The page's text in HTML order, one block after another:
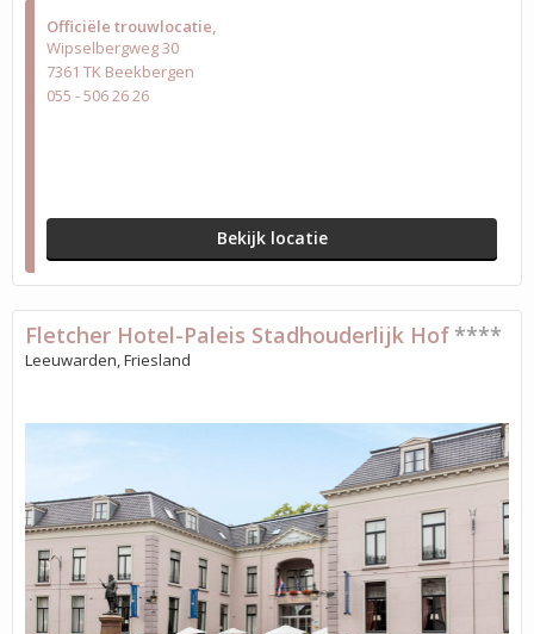
Officiële trouwlocatie
Wipselbergweg 30
7361 TK Beekbergen
055 - 506 26 26
Bekijk locatie
Fletcher Hotel-Paleis Stadhouderlijk Hof ****
Leeuwarden, Friesland